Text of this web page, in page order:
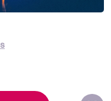
hat sich auf